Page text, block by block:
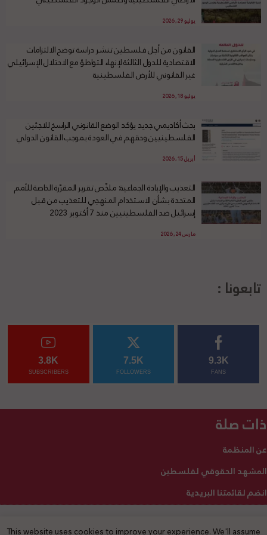
يوليو 29, 2026
القانون من أجل فلسطين تنشر دراسة توضح الالتزامات
الاقتصادية للدول الثالثة لإنهاء التواطؤ مع الاحتلال الإسرائيلي
غير القانوني للأرض الفلسطينية
يوليو 18, 2026
بحث أكاديمي جديد يؤكد الوضع القانوني الراسخ للاجئين
الفلسطينيين وحقهم في العودة بموجب القانون الدولي
أبريل 15, 2026
التعذيب والإبادة الجماعية: ملخّص تقرير المقرّرة الخاصة للأمم
المتحدة بشأن الاستخدام المنهجي للتعذيب من قبل
إسرائيل ضد الفلسطينيين منذ 7 أكتوبر 2023
مارس 24, 2026
تابعونا :
9.3K
FANS
7.5K
FOLLOWERS
3.8K
SUBSCRIBERS
ذات صلة
عن المنظمة
المشهد الحقوقي لفلسطين
انضم لقائمتنا البريدية
This website uses cookies to improve your experience. We'll assume